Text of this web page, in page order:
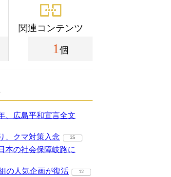
関連コンテンツ
1 個
、広島平和宣言全文
、クマ対策入念 25
本の社会保障岐路に
の人気企画が復活 12